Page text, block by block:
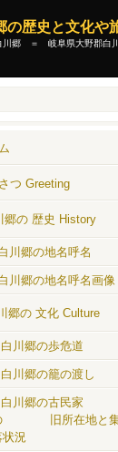
の歴史と文化や
＝ 岐阜県大野郡白川村
つ Greeting
郷の 歴史 History
川郷の地名呼名
川郷の地名呼名画像
郷の 文化 Culture
川郷の歩危道
川郷の籠の渡し
川郷の古民家
旧所在地と
状況